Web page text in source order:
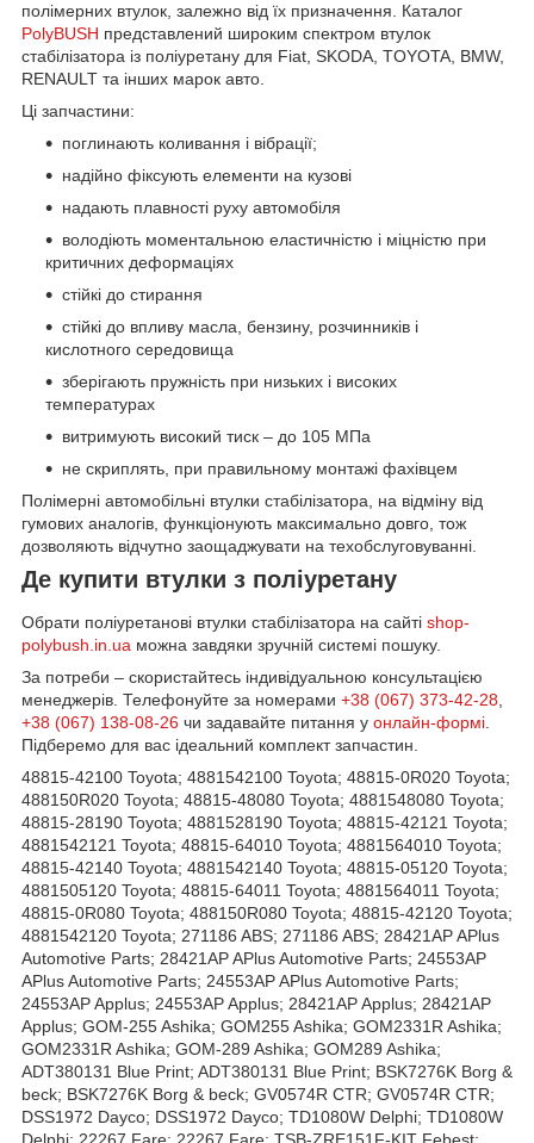
полімерних втулок, залежно від їх призначення. Каталог
PolyBUSH представлений широким спектром втулок
стабілізатора із поліуретану для Fiat, SKODA, TOYOTA, BMW,
RENAULT та інших марок авто.
Ці запчастини:
поглинають коливання і вібрації;
надійно фіксують елементи на кузові
надають плавності руху автомобіля
володіють моментальною еластичністю і міцністю при
критичних деформаціях
стійкі до стирання
стійкі до впливу масла, бензину, розчинників і
кислотного середовища
зберігають пружність при низьких і високих
температурах
витримують високий тиск – до 105 МПа
не скриплять, при правильному монтажі фахівцем
Полімерні автомобільні втулки стабілізатора, на відміну від
гумових аналогів, функціонують максимально довго, тож
дозволяють відчутно заощаджувати на техобслуговуванні.
Де купити втулки з поліуретану
Обрати поліуретанові втулки стабілізатора на сайті shop-
polybush.in.ua можна завдяки зручній системі пошуку.
За потреби – скористайтесь індивідуальною консультацією
менеджерів. Телефонуйте за номерами +38 (067) 373-42-28
+38 (067) 138-08-26 чи задавайте питання у онлайн-формі
Підберемо для вас ідеальний комплект запчастин.
48815-42100 Toyota; 4881542100 Toyota; 48815-0R020 Toyota;
488150R020 Toyota; 48815-48080 Toyota; 4881548080 Toyota;
48815-28190 Toyota; 4881528190 Toyota; 48815-42121 Toyota;
4881542121 Toyota; 48815-64010 Toyota; 4881564010 Toyota;
48815-42140 Toyota; 4881542140 Toyota; 48815-05120 Toyota;
4881505120 Toyota; 48815-64011 Toyota; 4881564011 Toyota;
48815-0R080 Toyota; 488150R080 Toyota; 48815-42120 Toyota;
4881542120 Toyota; 271186 ABS; 271186 ABS; 28421AP APlus
Automotive Parts; 28421AP APlus Automotive Parts; 24553AP
APlus Automotive Parts; 24553AP APlus Automotive Parts;
24553AP Applus; 24553AP Applus; 28421AP Applus; 28421AP
Applus; GOM-255 Ashika; GOM255 Ashika; GOM2331R Ashika;
GOM2331R Ashika; GOM-289 Ashika; GOM289 Ashika;
ADT380131 Blue Print; ADT380131 Blue Print; BSK7276K Borg &
beck; BSK7276K Borg & beck; GV0574R CTR; GV0574R CTR;
DSS1972 Dayco; DSS1972 Dayco; TD1080W Delphi; TD1080W